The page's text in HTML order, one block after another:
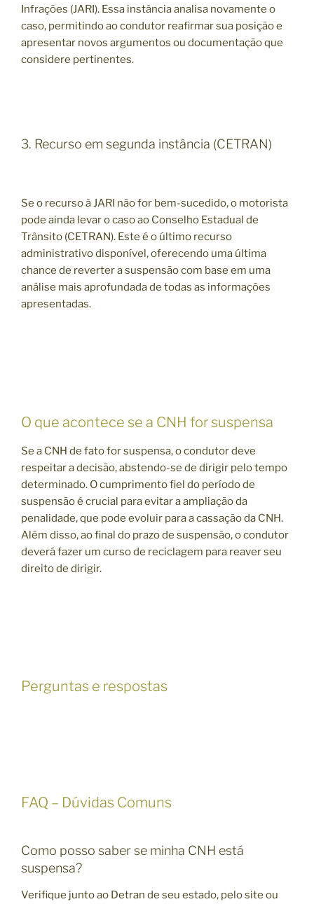
Infrações (JARI). Essa instância analisa novamente o
caso, permitindo ao condutor reafirmar sua posição e
apresentar novos argumentos ou documentação que
considere pertinentes.
3. Recurso em segunda instância (CETRAN)
Se o recurso à JARI não for bem-sucedido, o motorista
pode ainda levar o caso ao Conselho Estadual de
Trânsito (CETRAN). Este é o último recurso
administrativo disponível, oferecendo uma última
chance de reverter a suspensão com base em uma
análise mais aprofundada de todas as informações
apresentadas.
O que acontece se a CNH for suspensa
Se a CNH de fato for suspensa, o condutor deve
respeitar a decisão, abstendo-se de dirigir pelo tempo
determinado. O cumprimento fiel do período de
suspensão é crucial para evitar a ampliação da
penalidade, que pode evoluir para a cassação da CNH.
Além disso, ao final do prazo de suspensão, o condutor
deverá fazer um curso de reciclagem para reaver seu
direito de dirigir.
Perguntas e respostas
FAQ – Dúvidas Comuns
Como posso saber se minha CNH está
suspensa?
Verifique junto ao Detran de seu estado, pelo site ou